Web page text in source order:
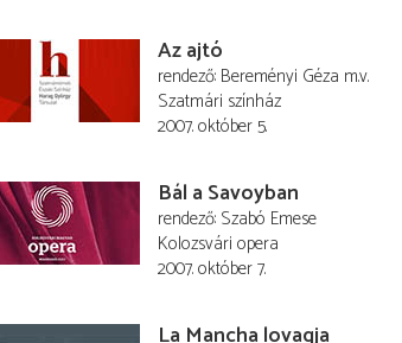
Az ajtó
rendező Bereményi Géza m.v.
Szatmári színház
2007. október 5.
Bál a Savoyban
rendező Szabó Emese
Kolozsvári opera
2007. október 7.
La Mancha lovagja